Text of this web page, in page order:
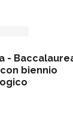
-
biennio